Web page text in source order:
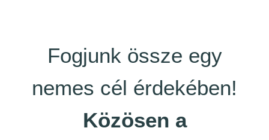
Fogjunk össze egy
nemes cél érdekében!
Közösen a